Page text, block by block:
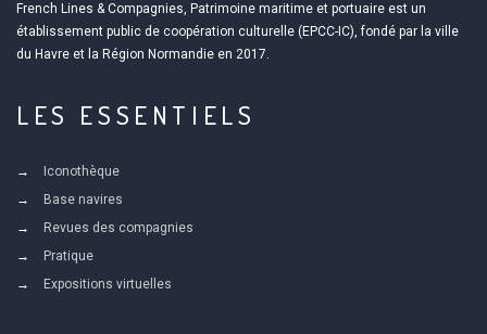
French Lines & Compagnies, Patrimoine maritime et portuaire est un
établissement public de coopération culturelle (EPCC-IC), fondé par la ville
du Havre et la Région Normandie en 2017.
LES ESSENTIELS
Iconothèque
Base navires
Revues des compagnies
Pratique
Expositions virtuelles